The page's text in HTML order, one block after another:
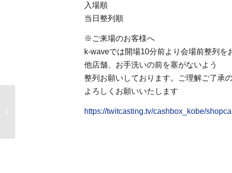
入場順
当日整列順
※ご来場のお客様へ
k-waveでは開場10分前より会場前整列を
他店舗、お手洗いの前を塞がないよう
整列お願いしております。ご理解ご了承
よろしくお願いいたします
https://twitcasting.tv/cashbox_kobe/